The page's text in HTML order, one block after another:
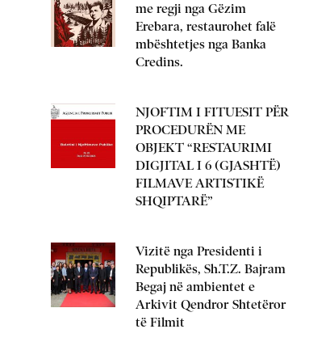
me regji nga Gëzim
Erebara, restaurohet falë
mbështetjes nga Banka
Credins.
NJOFTIM I FITUESIT PËR
PROCEDURËN ME
OBJEKT “RESTAURIMI
DIGJITAL I 6 (GJASHTË)
FILMAVE ARTISTIKË
SHQIPTARË”
Vizitë nga Presidenti i
Republikës, Sh.T.Z. Bajram
Begaj në ambientet e
Arkivit Qendror Shtetëror
të Filmit